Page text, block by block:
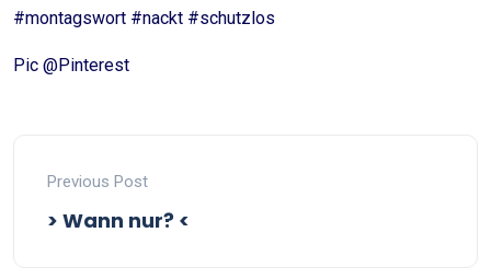
#montagswort #nackt #schutzlos
Pic @Pinterest
Previous Post
> Wann nur? <